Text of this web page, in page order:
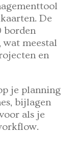
De
borden
wat meestal
en
je planning
bijlagen
als je